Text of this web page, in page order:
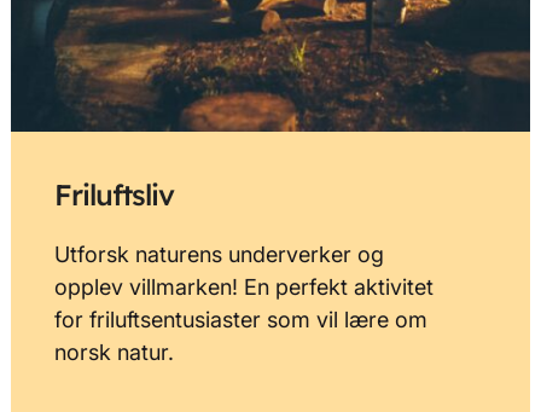
Friluftsliv
Utforsk naturens underverker og
opplev villmarken! En perfekt aktivitet
for friluftsentusiaster som vil lære om
norsk natur.